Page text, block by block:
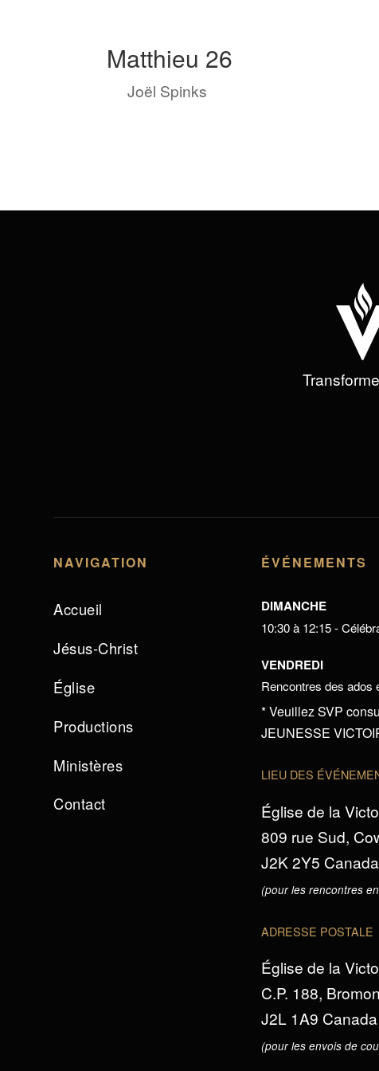
Matthieu 26
byJoël Spinks
NAVIGATION
Accueil
Jésus-Christ
Église
Productions
Ministères
Contact
ÉVÉNEMENTS
DIMANCHE
10:30 à 12:15 -
VENDREDI
Rencontres des ados
* Veuillez SVP
JEUNESSE
LIEU DES
Église de la
809 rue Sud,
J2K 2Y5 Canada
(pour les rencontres
ADRESSE POSTALE
Église de la
C.P. 188,
J2L 1A9 Canada
(pour les envois de